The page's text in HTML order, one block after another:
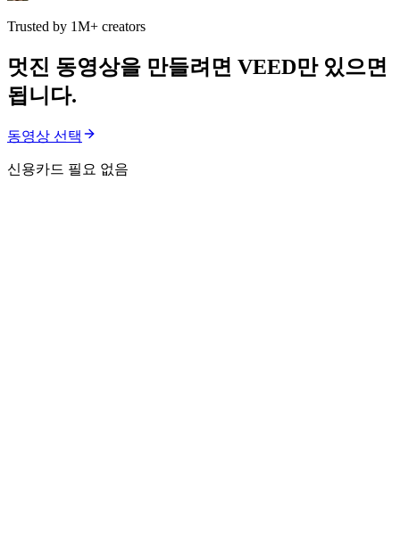
Trusted by 1M+ creators
멋진 동영상을 만들려면 VEED만 있으면
됩니다.
동영상 선택
신용카드 필요 없음